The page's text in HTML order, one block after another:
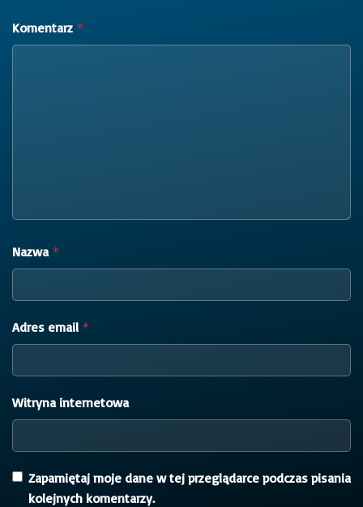
Komentarz *
Nazwa *
Adres email *
Witryna internetowa
Zapamiętaj moje dane w tej przeglądarce podczas pisania
kolejnych komentarzy.